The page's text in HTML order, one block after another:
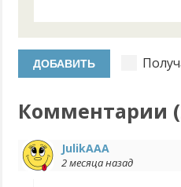
Комментарии (
JulikAAA
2 месяца назад